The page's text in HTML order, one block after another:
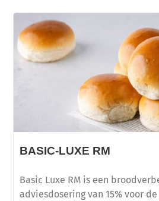
BASIC-LUXE RM
Basic Luxe RM is een
adviesdosering van 15% voor